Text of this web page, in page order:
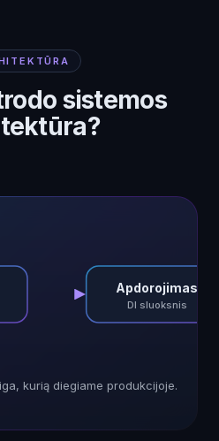
sistemos
Apdorojimas
DI sluoksnis
kurią diegiame produkcijoje.